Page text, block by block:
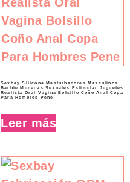
Sexbay Silicona Masturbadores Masculinos
Barbie Muñecas Sexuales Estimular Juguetes
Realista Oral Vagina Bolsillo Coño Anal Copa
Para Hombres Pene
Leer más